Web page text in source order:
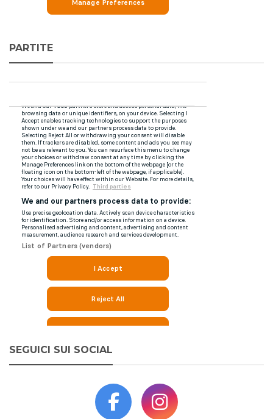
PARTITE
SEGUICI SUI SOCIAL